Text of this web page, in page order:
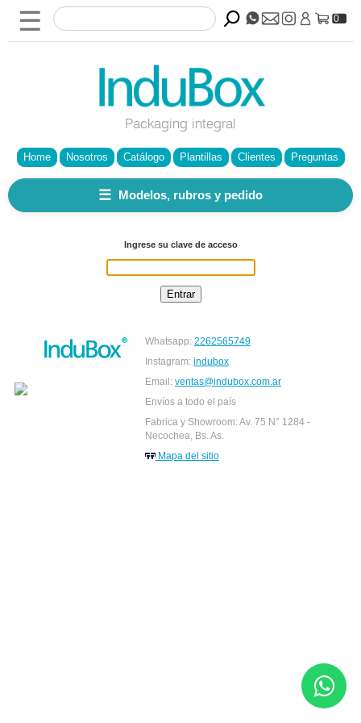
☰
Packaging integral
0
Home Nosotros Catálogo Plantillas Clientes Preguntas
☰ Modelos, rubros y pedido
Ingrese su clave de acceso
Whatsapp: 2262565749
Instagram: indubox
Email: ventas@indubox.com.ar
Envíos a todo el país
Fabrica y Showroom: Av. 75 N° 1284 -
Necochea, Bs. As.
Mapa del sitio